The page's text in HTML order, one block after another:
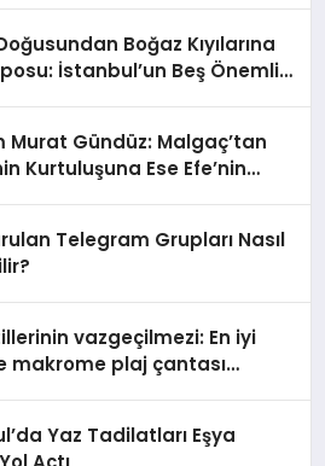
Boğaz Kıyılarına
İstanbul’un Beş Önemli
Murat Gündüz: Malgaç’tan
Kurtuluşuna Ese Efe’nin
Telegram Grupları Nasıl
vazgeçilmezi: En iyi
makrome plaj çantası
Yaz Tadilatları Eşya